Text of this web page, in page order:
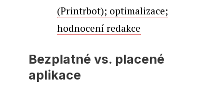
(Printrbot); optimalizace;
hodnocení redakce
Bezplatné vs. placené
aplikace